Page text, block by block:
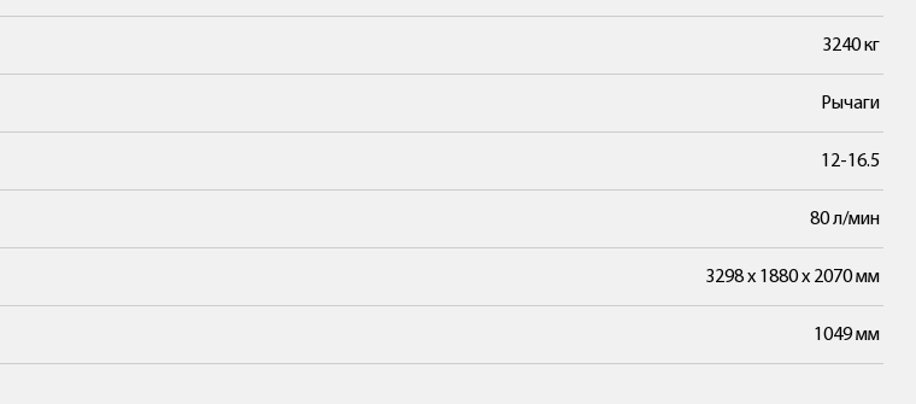
3240 кг
Рычаги
12-16.5
80 л/мин
3298 х 1880 х 2070 мм
1049 мм